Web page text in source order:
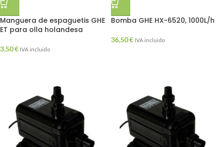
Manguera de espaguetis GHE
ET para olla holandesa
3,50€ IVA incluido
Bomba GHE HX-6520, 1000L/h
36,50€ IVA incluido